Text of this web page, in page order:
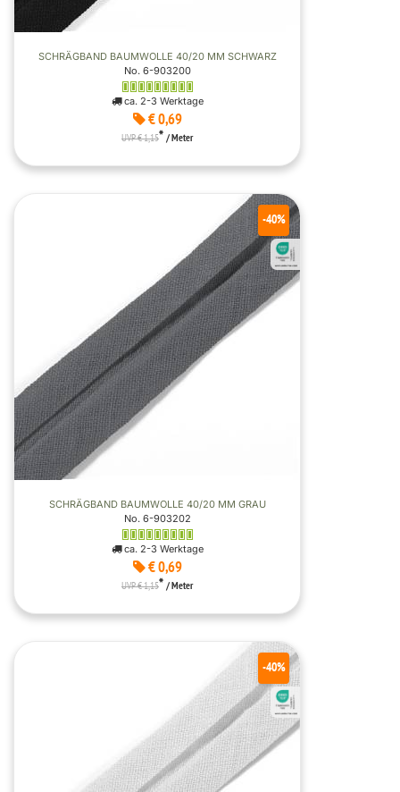
SCHRÄGBAND BAUMWOLLE 40/20 MM SCHWARZ
No. 6-903200
ca. 2-3 Werktage
€ 0,69
UVP € 1,15* / Meter
SCHRÄGBAND BAUMWOLLE 40/20 MM GRAU
No. 6-903202
ca. 2-3 Werktage
€ 0,69
-40%
UVP € 1,15* / Meter
-40%